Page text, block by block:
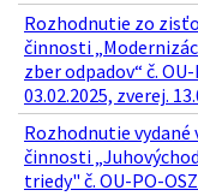
Rozhodnutie zo
činnosti
zber odpadov“ č.
03.02.2025, zverej.
Rozhodnutie
činnosti
triedy" č. OU-PO-